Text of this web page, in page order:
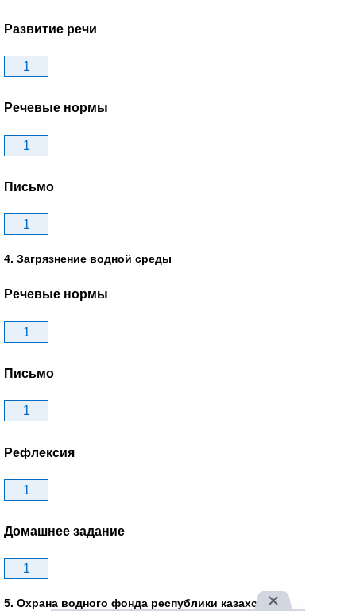
Развитие речи
1
Речевые нормы
1
Письмо
1
4. Загрязнение водной среды
Речевые нормы
1
Письмо
1
Рефлексия
1
Домашнее задание
1
5. Охрана водного фонда республики казахстан